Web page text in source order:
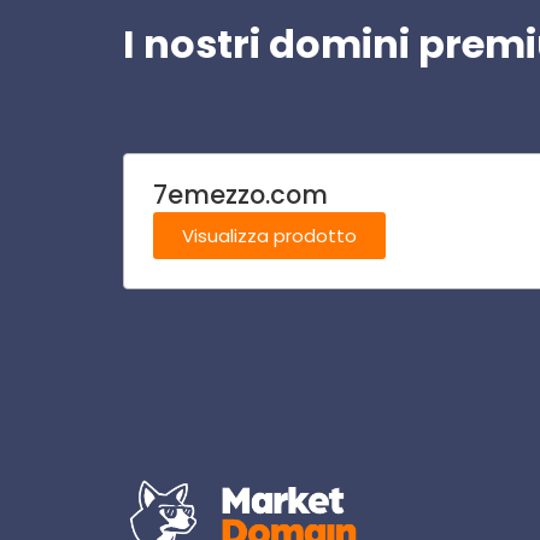
I nostri domini
7emezzo.com
Visualizza prodotto